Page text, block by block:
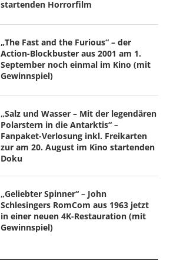
startenden Horrorfilm
„The Fast and the Furious“ – der
Action-Blockbuster aus 2001 am 1.
September noch einmal im Kino (mit
Gewinnspiel)
„Salz und Wasser – Mit der legendären
Polarstern in die Antarktis“ –
Fanpaket-Verlosung inkl. Freikarten
zur am 20. August im Kino startenden
Doku
„Geliebter Spinner“ – John
Schlesingers RomCom aus 1963 jetzt
in einer neuen 4K-Restauration (mit
Gewinnspiel)